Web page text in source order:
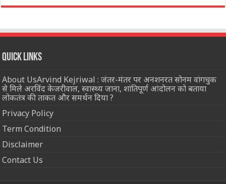
Quick Links
About UsArvind Kejriwal : जंतर-मंतर पर अनशनरत सोनम वांगचुक
से मिले अरविंद केजरीवाल, स्वास्थ्य जाना, शांतिपूर्ण आंदोलन को बताया
लोकतंत्र की ताकत और समर्थन दिया ?
Privacy Policy
Term Condition
Disclaimer
Contact Us